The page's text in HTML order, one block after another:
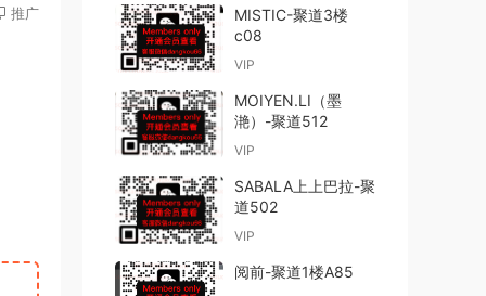
推广
MISTIC-聚道3楼
c08
VIP
MOIYEN.LI（墨
滟）-聚道512
VIP
SABALA上上巴拉-聚
道502
VIP
阅前-聚道1楼A85